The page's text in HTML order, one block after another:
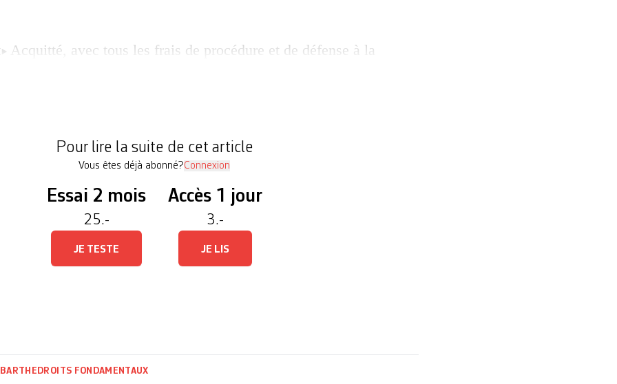
Acquitté, avec tous les frais de procédure et de défense à la
Pour lire la suite de cet article
Vous êtes déjà abonné?Connexion
Essai 2 mois
25.-
JE TESTE
Accès 1 jour
3.-
JE LIS
DROITS FONDAMENTAUX